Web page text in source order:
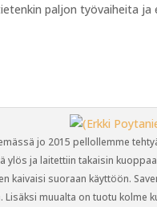
paljon työvaiheita
jo 2015 pellollemme
ylös ja laitettiin takaisin
kaivaisi suoraan käyttöön.
Lisäksi muualta on tuotu kolme